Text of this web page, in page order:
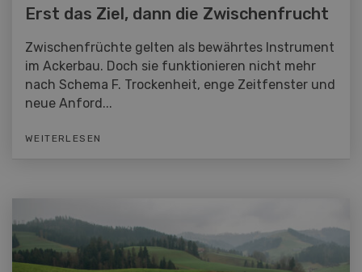
Erst das Ziel, dann die Zwischenfrucht
Zwischenfrüchte gelten als bewährtes Instrument
im Ackerbau. Doch sie funktionieren nicht mehr
nach Schema F. Trockenheit, enge Zeitfenster und
neue Anford...
WEITERLESEN